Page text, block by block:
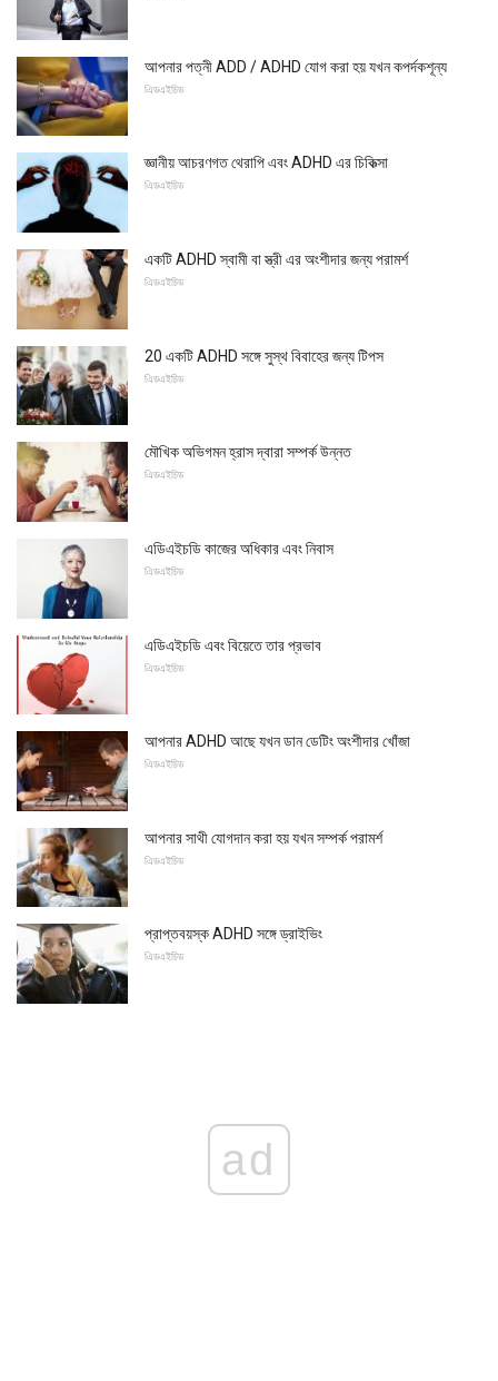
আপনার পত্নী ADD / ADHD যোগ করা হয় যখন কপর্দকশূন্য
এিডএইচিড
জ্ঞানীয় আচরণগত থেরাপি এবং ADHD এর চিকিত্সা
এিডএইচিড
একটি ADHD স্বামী বা স্ত্রী এর অংশীদার জন্য পরামর্শ
এিডএইচিড
20 একটি ADHD সঙ্গে সুস্থ বিবাহের জন্য টিপস
এিডএইচিড
মৌখিক অভিগমন হ্রাস দ্বারা সম্পর্ক উন্নত
এিডএইচিড
এডিএইচডি কাজের অধিকার এবং নিবাস
এিডএইচিড
এডিএইচডি এবং বিয়েতে তার প্রভাব
এিডএইচিড
আপনার ADHD আছে যখন ডান ডেটিং অংশীদার খোঁজা
এিডএইচিড
আপনার সাথী যোগদান করা হয় যখন সম্পর্ক পরামর্শ
এিডএইচিড
প্রাপ্তবয়স্ক ADHD সঙ্গে ড্রাইভিং
এিডএইচিড
ad